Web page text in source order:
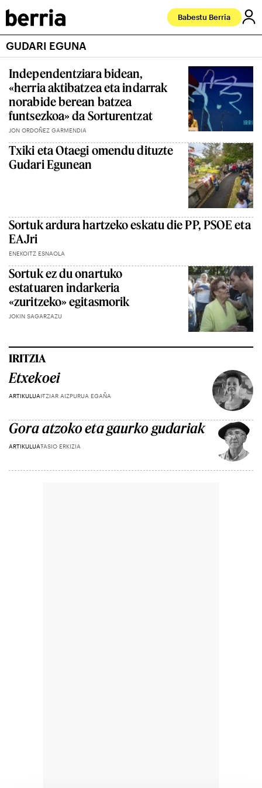
Babestu Berria
GUDARI EGUNA
Independentziara bidean,
«herria aktibatzea eta indarrak
norabide berean batzea
funtsezkoa» da Sorturentzat
JON ORDOÑEZ GARMENDIA
Txiki eta Otaegi omendu dituzte
Gudari Egunean
Sortuk ardura hartzeko eskatu die PP, PSOE eta
EAJri
ENEKOITZ ESNAOLA
Sortuk ez du onartuko
estatuaren indarkeria
«zuritzeko» egitasmorik
JOKIN SAGARZAZU
IRITZIA
Etxekoei
ARTIKULUAITZIAR AIZPURUA EGAÑA
Gora atzoko eta gaurko gudariak
ARTIKULUATASIO ERKIZIA